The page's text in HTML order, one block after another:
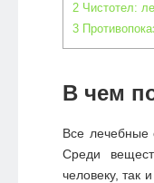
2Чистотел:
3
В чем
Все лечебные
Среди
человеку, так